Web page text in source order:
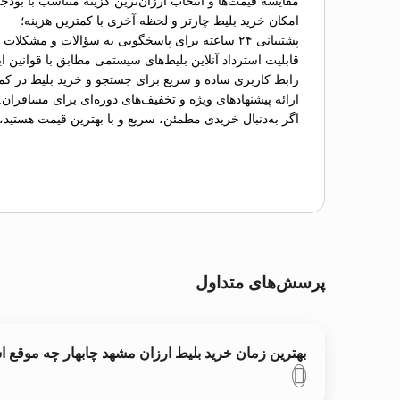
امکان خرید بلیط چارتر و لحظه آخری با کمترین هزینه؛
پشتیبانی ۲۴ ساعته برای پاسخگویی به سؤالات و مشکلات احتمالی؛
قابلیت استرداد آنلاین بلیط‌های سیستمی مطابق با قوانین
رابط کاربری ساده و سریع برای جستجو و خرید بلیط در
ارائه پیشنهادهای ویژه و تخفیف‌های دوره‌ای برای
اگر به‌دنبال خریدی مطمئن، سریع و با بهترین قیمت
پرسش‌های متداول
بهترین زمان خرید بلیط ارزان مشهد چابهار چه